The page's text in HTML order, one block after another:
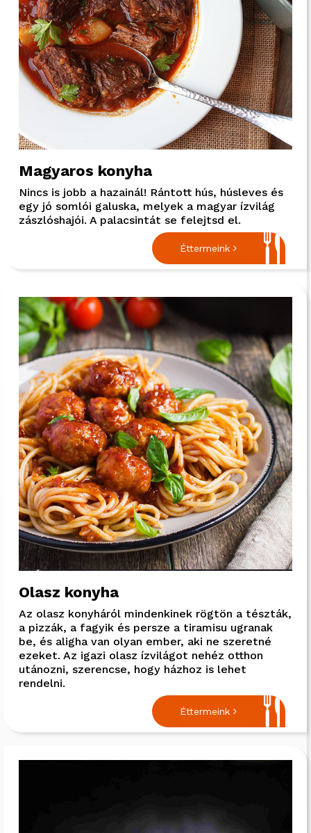
Magyaros konyha
Nincs is jobb a hazainál! Rántott hús, húsleves és
egy jó somlói galuska, melyek a magyar ízvilág
zászlóshajói. A palacsintát se felejtsd el.
Éttermeink
Olasz konyha
Az olasz konyháról mindenkinek rögtön a tészták,
a pizzák, a fagyik és persze a tiramisu ugranak
be, és aligha van olyan ember, aki ne szeretné
ezeket. Az igazi olasz ízvilágot nehéz otthon
utánozni, szerencse, hogy házhoz is lehet
rendelni.
Éttermeink